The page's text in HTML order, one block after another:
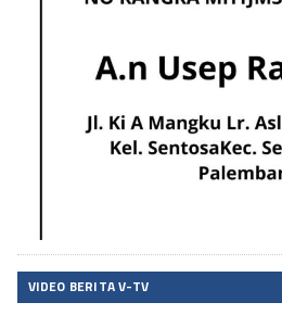
VIDEO BERITA V-TV